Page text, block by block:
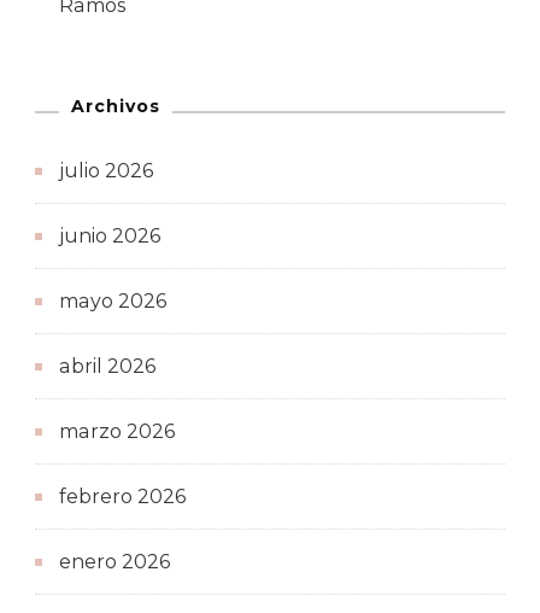
Ramos
Archivos
julio 2026
junio 2026
mayo 2026
abril 2026
marzo 2026
febrero 2026
enero 2026